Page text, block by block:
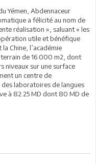
Yémen, Abdennaceur
a félicité au nom de
réalisation », saluant « les
utile et bénéfique
Chine, l’académie
de 16.000 m2, dont
niveaux sur une surface
un centre de
des laboratoires de langues
à 82.25 MD dont 80 MD de